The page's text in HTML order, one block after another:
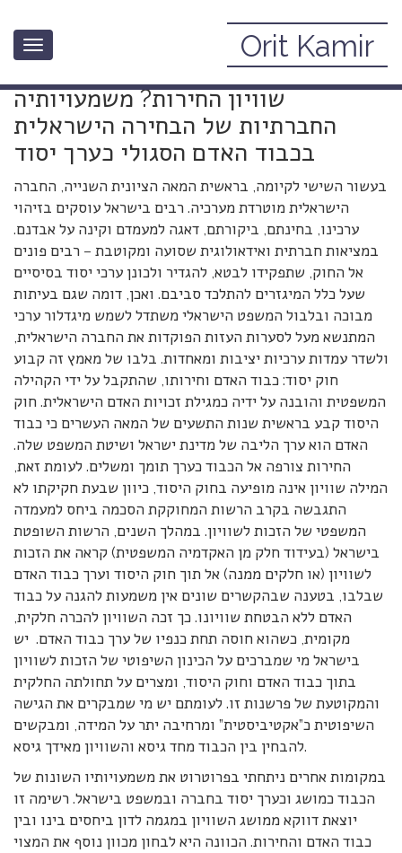
Toggle
Orit Kamir
מדוע עדיף (שוויון) כבוד האדם על
שוויון החירות? משמעויותיה
החברתיות של הבחירה הישראלית
בכבוד האדם הסגולי כערך יסוד
בעשור השישי לקיומה, בראשית המאה הציונית השנייה, החברה
הישראלית מוטרדת מערכיה. רבים בישראל עוסקים בזיהוי
ערכינו, בחינתם, ביקורתם, דאגה למעמדם וקינה על אבדנם.
במציאות חברתית ואידאולוגית שסועה ומקוטבת – רבים פונים
אל החוק, שתפקידו לבטא, להגדיר ולכונן ערכי יסוד בסיסיים
שעל כלל המיגזרים להתלכד סביבם. ואכן, דומה שגם בעיתות
מבוכה ובלבול המשפט הישראלי משתדל לשמש מיגדלור ערכי
המתנשא מעל לסערות העזות הפוקדות את החברה הישראלית,
ולשדר עמדות ערכיות יציבות ומאחדות. בלבו של מאמץ זה קבוע
חוק יסוד: כבוד האדם וחירותו, שהתקבל על ידי הקהילה
המשפטית והובנה על ידיה כמגילת זכויות האדם הישראלית. חוק
היסוד קבע בראשית שנות התשעים של המאה העשרים כי כבוד
האדם הוא ערך הליבה של מדינת ישראל ושיטת המשפט שלה.
החירות צורפה אל הכבוד כערך תומך ומשלים. לעומת זאת,
המילה שוויון אינה מופיעה בחוק היסוד, כיוון שבעת חקיקתו לא
התגבשה בקרב הרשות המחוקקת הסכמה ביחס למעמדה
המשפטי של הזכות לשוויון. במהלך השנים, הרשות השופטת
בישראל (בעידוד חלק מן האקדמיה המשפטית) קראה את הזכות
לשוויון (או חלקים ממנה) אל תוך חוק היסוד וערך כבוד האדם
שבלבו, בטענה שבהקשרים שונים אין משמעות להגנה על כבוד
האדם ללא הבטחת שוויונו. כך זכה השוויון להכרה חלקית,
מקומית, כשהוא חוסה תחת כנפיו של ערך כבוד האדם. יש
בישראל מי שמברכים על הכינון השיפוטי של הזכות לשוויון
בתוך כבוד האדם וחוק היסוד, ומצרים על תחולתה החלקית
והמקוטעת של פרשנות זו. לעומתם יש מי שמבקרים את הגישה
השיפוטית כ”אקטיביסטית” ומרחיבה יתר על המידה, ומבקשים
להבחין בין הכבוד מחד גיסא והשוויון מאידך גיסא.
במקומות אחרים ניתחתי בפרוטרוט את משמעויותיו השונות של
הכבוד כמושג וכערך יסוד בחברה ובמשפט בישראל. רשימה זו
יוצאת דווקא ממושג השוויון במגמה לדון ביחסים בינו ובין
כבוד האדם והחירות. הכוונה היא לבחון מכוון נוסף את המצוי